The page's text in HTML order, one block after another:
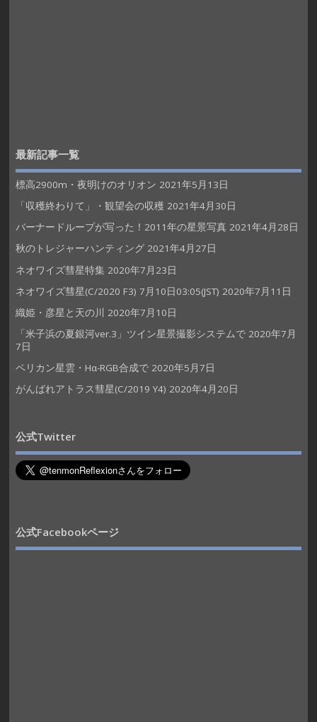
最新記事一覧
標高2900m・夜明けのオリオン 2021年5月13日
「収穫終わりて」・観望会の収穫 2021年4月30日
バーナードループが写った！2011年の星景写真 2021年4月28日
秋のトレジャーハンティング 2021年4月27日
ネオワイズ彗星特集 2020年7月23日
ネオワイズ彗星(C/2020 F3) 7月10日03:05(JST) 2020年7月11日
織姫・彦星と天の川 2020年7月10日
「米子浜の夏銀河ver.3」ツイン星景撮影システムで 2020年7月
7日
ペリカン星雲・Hα-RGB合成で 2020年5月7日
がんばれアトラス彗星(C/2019 Y4) 2020年4月20日
公式Twitter
公式Facebookページ